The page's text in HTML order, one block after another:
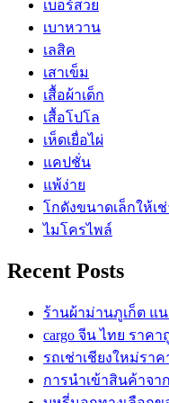
เบอร์สวย
เบาหวาน
เลสิค
เสาเข็ม
เสื้อผ้าเด็ก
เสื้อโปโล
เห็ดเยื่อไผ่
แคปชั่น
แพ้ง่าย
โกดังขนาดเล็กให้เช่
ไมโครไพล์
Recent Posts
ร้านผ้าม่านภูเก็ต แ
cargo จีน ไทย ราค
รถเช่าเชียงใหม่รา
การนำเข้าสินค้าจ